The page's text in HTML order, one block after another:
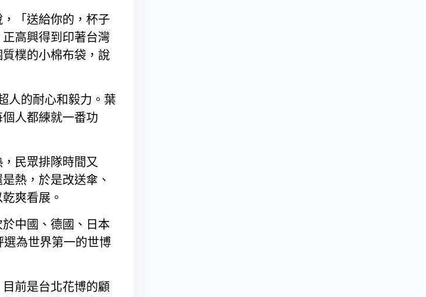
「送給你的，杯子
高興得到印著台灣
樸的小棉布袋，說
人的耐心和毅力。葉
人都練就一番功
民眾排隊時間又
熱，於是改送傘、
爽看展。
中國、德國、日本
為世界第一的世博
前是台北花博的顧